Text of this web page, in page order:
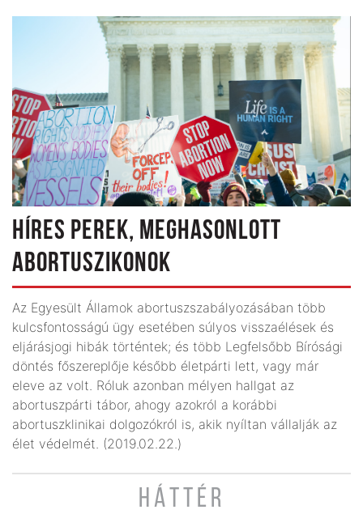
HÍRES PEREK, MEGHASONLOTT
ABORTUSZIKONOK
Az Egyesült Államok abortuszszabályozásában több
kulcsfontosságú ügy esetében súlyos visszaélések és
eljárásjogi hibák történtek; és több Legfelsőbb Bírósági
döntés főszereplője később életpárti lett, vagy már
eleve az volt. Róluk azonban mélyen hallgat az
abortuszpárti tábor, ahogy azokról a korábbi
abortuszklinikai dolgozókról is, akik nyíltan vállalják az
élet védelmét. (2019.02.22.)
HÁTTÉR